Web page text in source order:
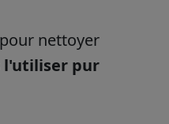
nettoyer
l'utiliser pur